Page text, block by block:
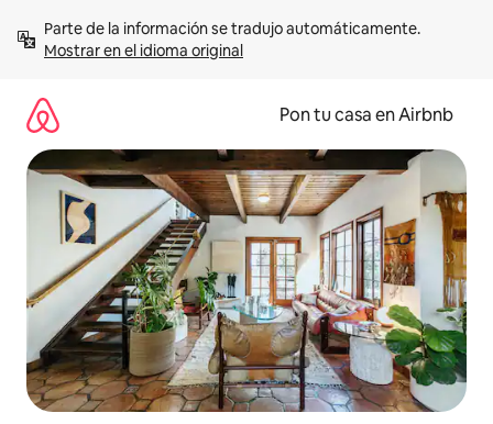
contenidoMostrar en el idioma original
Pon tu casa en Airbnb